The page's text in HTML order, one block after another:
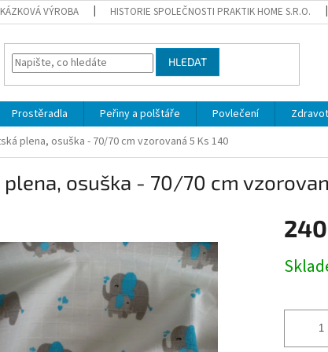
VÝROBA HISTORIE SPOLEČNOSTI PRAKTIK HOME S.R.O.
HLEDAT
Prostěradla Peřiny a polštáře Povlečení
plena, osuška - 70/70 cm vzorovaná 5 Ks 140
plena, osuška - 70/70 cm
cena: